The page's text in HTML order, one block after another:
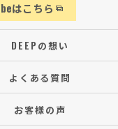
はこちら
DEEPの想い
よくある質問
お客様の声